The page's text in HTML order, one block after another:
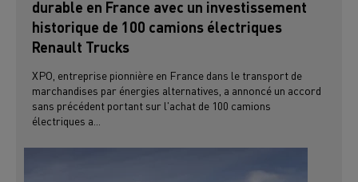
durable en France avec un investissement
historique de 100 camions électriques
Renault Trucks
XPO, entreprise pionnière en France dans le transport de
marchandises par énergies alternatives, a annoncé un accord
sans précédent portant sur l'achat de 100 camions
électriques a...